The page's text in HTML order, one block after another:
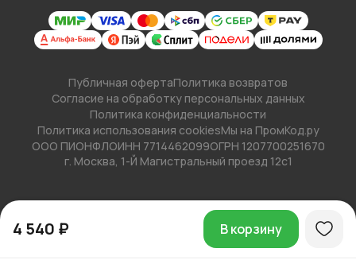
4 540 ₽ В корзину
Публичная офертаПолитика возвратов
Согласие на обработку персональных данных
Политика конфиденциальности
Политика использования cookiesМы на ПромКод.ру
ООО ПИОНФЛОИНН 7714462099ОГРН 1207700251670
г. Москва, 1-Й Магистральный проезд 12с1